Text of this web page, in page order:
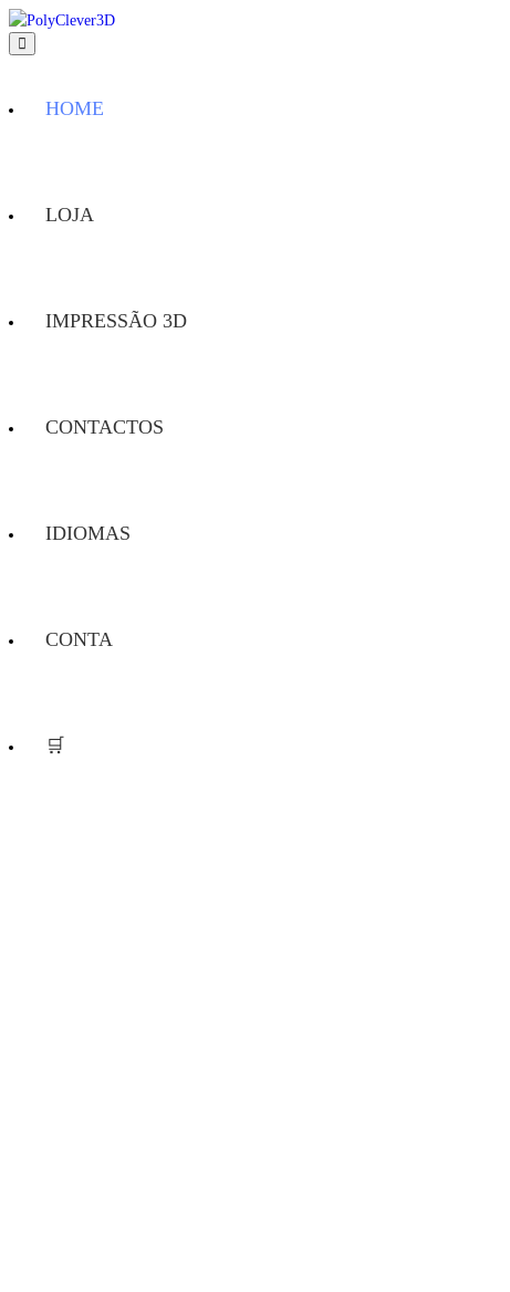
HOME
LOJA
IMPRESSÃO 3D
CONTACTOS
IDIOMAS
CONTA
🛒